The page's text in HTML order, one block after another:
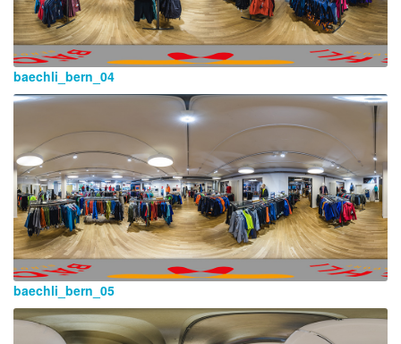
baechli_bern_04
baechli_bern_05